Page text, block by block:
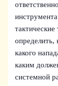
определить,
какого
каким
системной